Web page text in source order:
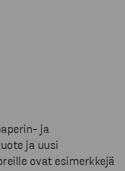
ja
ja uusi
ovat esimerkkejä